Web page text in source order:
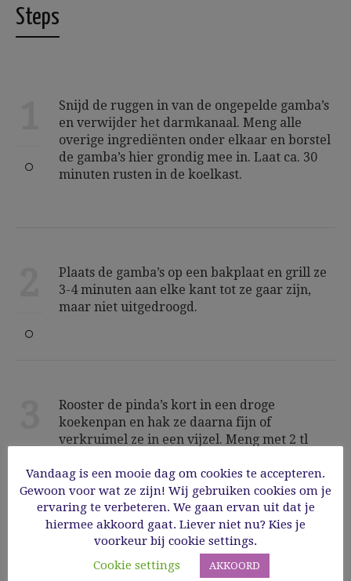
Steps
Snijd de ruggen in van de ongepelde gamba’s
en verwijder het darmkanaal. Meng alle
overige ingrediënten onder elkaar en borstel
de gamba’s hier grondig mee in. Laat ca. 30
minuten rusten in de koelkast.
Plaats de gamba’s op een bakplaat en grill ze
3-4 minuten aan elke kant tot ze gaar zijn,
maar niet uitgedroogd.
Rooster de pinda’s kort in een droge
koekenpan en hak ze daarna fijn of
verkruimel ze in een vijzel. Meng met 2 tl
stukje chilipeper (fijngesneden) en 1 tl
fijgensneden munt of koriander tot een
dressing
Vandaag is een mooie dag om cookies te accepteren.
Gewoon voor wat ze zijn! Wij gebruiken cookies om je
ervaring te verbeteren. We gaan ervan uit dat je
hiermee akkoord gaat. Liever niet nu? Kies je
voorkeur bij cookie settings.
Cookie settings
AKKOORD